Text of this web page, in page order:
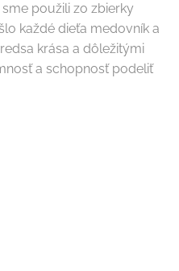
použili zo zbierky
každé dieťa medovník a
krása a dôležitými
a schopnosť podeliť